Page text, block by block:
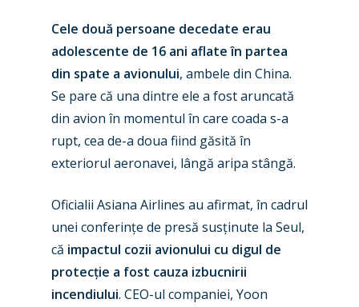
Cele două persoane decedate erau
adolescente de 16 ani aflate în partea
din spate a avionului, ambele din China.
Se pare că una dintre ele a fost aruncată
din avion în momentul în care coada s-a
rupt, cea de-a doua fiind găsită în
exteriorul aeronavei, lângă aripa stângă.
Oficialii Asiana Airlines au afirmat, în cadrul
unei conferințe de presă susținute la Seul,
că impactul cozii avionului cu digul de
protecție a fost cauza izbucnirii
incendiului. CEO-ul companiei, Yoon